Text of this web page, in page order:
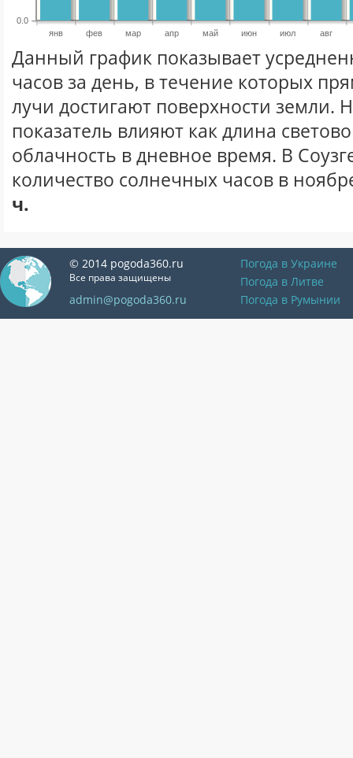
янв фев мар апр май июн июл авг
0.0
Данный график показывает
часов за день, в течение которых
лучи достигают поверхности земли.
показатель влияют как длина
облачность в дневное время. В
количество солнечных часов в
ч.
© 2014 pogoda360.ru
Все права защищены
admin@pogoda360.ru
Погода в Украине
Погода в Литве
Погода в Румынии